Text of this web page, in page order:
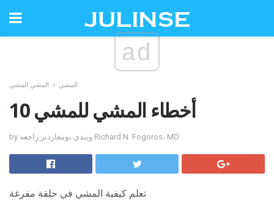
ad
المشي المشي المشي
10 أخطاء المشي للمشي
by ويندي بومغاردنر راجعه Richard N. Fogoros، MD
تعلم كيفية المشي في حلقة مفرغة